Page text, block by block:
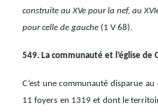
construite au XVe pour la nef, au
pour celle de gauche (1 V 68).
549. La communauté et l’église de
C’est une communauté disparue
11 foyers en 1319 et dont le